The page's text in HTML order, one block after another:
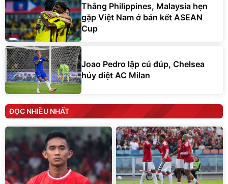
Thắng Philippines, Malaysia hẹn
gặp Việt Nam ở bán kết ASEAN
Cup
Joao Pedro lập cú đúp, Chelsea
hủy diệt AC Milan
ĐỌC NHIỀU NHẤT